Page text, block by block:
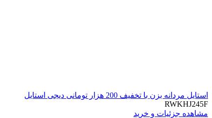
استایل مردانه بزن با تخفیف 200 هزار تومانی دیجی استایل
RWKHJ245F
مشاهده جزئیات و خرید